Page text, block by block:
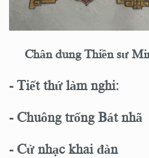
Chân dung Thiền sư
- Tiết thứ làm nghi:
- Chuông trống Bát nhã
- Cử nhạc khai đàn